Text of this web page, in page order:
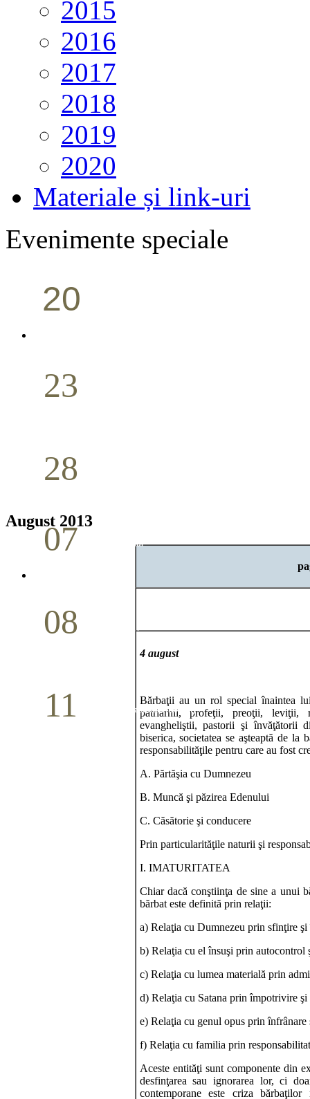
2015
2016
2017
2018
2019
2020
Materiale și link-uri
Evenimente speciale
20
23
28
07 Cina Domnului
08
11 Conferință pastorală (Detroit)
August 2013
4 august
Bărbaţii au un rol special înaintea
patriarhii, profeţii, preoţii, leviţii,
evangheliştii, pastorii şi învăţătorii
biserica, societatea se aşteaptă de
responsabilităţile pentru care au fost
A. Părtăşia cu Dumnezeu
B. Muncă şi păzirea Edenului
C. Căsătorie şi conducere
Prin particularităţile naturii şi
I. IMATURITATEA
Chiar dacă conştiinţa de sine a unui
bărbat este definită prin relaţii:
a) Relaţia cu Dumnezeu prin sfinţire şi
b) Relaţia cu el însuşi prin autocontrol
c) Relaţia cu lumea materială prin
d) Relaţia cu Satana prin împotrivire şi
e) Relaţia cu genul opus prin înfrânare
f) Relaţia cu familia prin
Aceste entităţi sunt componente din
desfinţarea sau ignorarea lor, ci
contemporane este criza